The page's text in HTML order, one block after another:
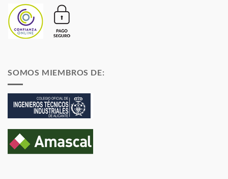
SOMOS MIEMBROS DE: